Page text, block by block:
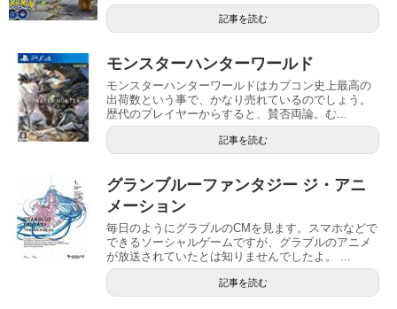
記事を読む
モンスターハンターワールド
モンスターハンターワールドはカプコン史上最高の
出荷数という事で、かなり売れているのでしょう。
歴代のプレイヤーからすると、賛否両論。む...
記事を読む
グランブルーファンタジー ジ・アニ
メーション
毎日のようにグラブルのCMを見ます。スマホなどで
できるソーシャルゲームですが、グラブルのアニメ
が放送されていたとは知りませんでしたよ。 ...
記事を読む